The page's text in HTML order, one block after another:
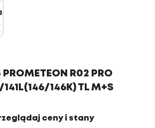
R02 PRO
141L(146/146K) TL M+S
ceny i stany